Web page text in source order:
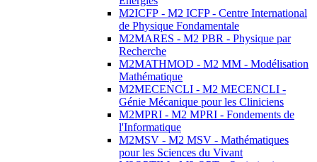
M2ICFP - M2 ICFP - Centre International
de Physique Fondamentale
M2MARES - M2 PBR - Physique par
Recherche
M2MATHMOD - M2 MM - Modélisation
Mathématique
M2MECENCLI - M2 MECENCLI -
Génie Mécanique pour les Cliniciens
M2MPRI - M2 MPRI - Fondements de
l'Informatique
M2MSV - M2 MSV - Mathématiques
pour les Sciences du Vivant